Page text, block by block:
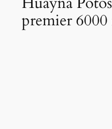
premier 6000